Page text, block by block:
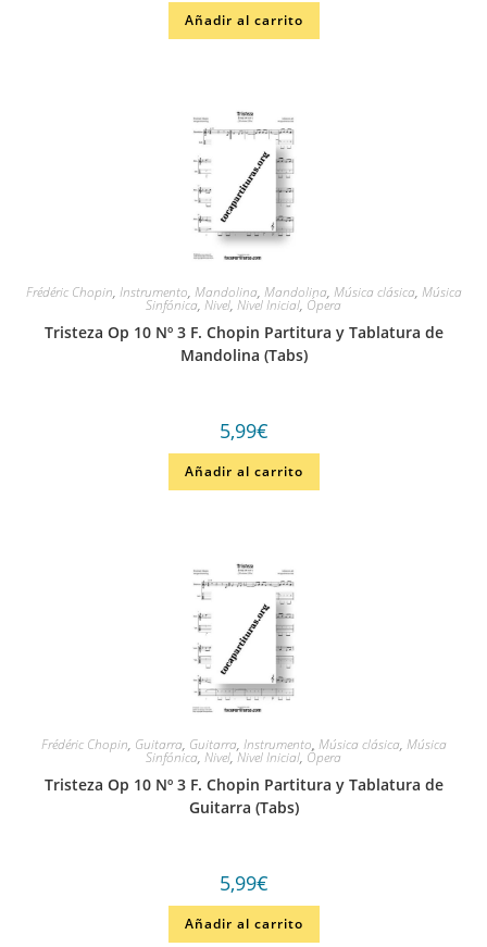
Añadir al carrito
Frédéric Chopin, Instrumento, Mandolina, Mandolina, Música clásica, Música
Sinfónica, Nivel, Nivel Inicial, Ópera
Tristeza Op 10 Nº 3 F. Chopin Partitura y Tablatura de
Mandolina (Tabs)
5,99€
Añadir al carrito
Frédéric Chopin, Guitarra, Guitarra, Instrumento, Música clásica, Música
Sinfónica, Nivel,Nivel Inicial, Ópera
Tristeza Op 10 Nº 3 F. Chopin Partitura y Tablatura de
Guitarra (Tabs)
5,99€
Añadir al carrito